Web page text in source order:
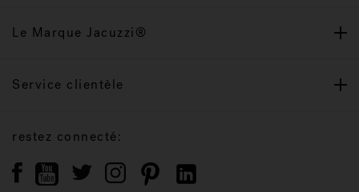
Le Marque Jacuzzi®
Service clientèle
restez connecté: